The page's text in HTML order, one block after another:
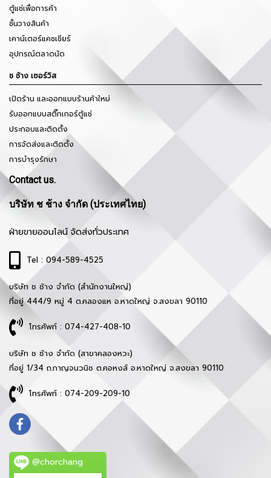
ตู้แช่เพื่อการค้า
ชั้นวางสินค้า
เคาน์เตอร์แคชเชียร์
อุปกรณ์ตลาดนัด
ช ช้าง เซอร์วิส
เปิดร้าน และออกแบบร้านค้าใหม่
รับออกแบบสติ๊กเกอร์ตู้แช่
ประกอบและติดตั้ง
การจัดส่งและติดตั้ง
การบำรุงรักษา
Contact us.
บริษัท ช ช้าง จำกัด (ประเทศไทย)
ฝ่ายขายออนไลน์ จัดส่งทั่วประเทศ
Tel : 094-589-4525
บริษัท ช ช้าง จำกัด (สำนักงานใหญ่)
ที่อยู่ 444/9 หมู่ 4 ต.คลองแห อ.หาดใหญ่ จ.สงขลา 90110
โทรศัพท์ : 074-427-408-10
บริษัท ช ช้าง จำกัด (สาขาคลองหวะ)
ที่อยู่ 1/34 ถ.กาญจนวนิช ต.คอหงส์ อ.หาดใหญ่ จ.สงขลา 90110
โทรศัพท์ : 074-209-209-10
@chorchang